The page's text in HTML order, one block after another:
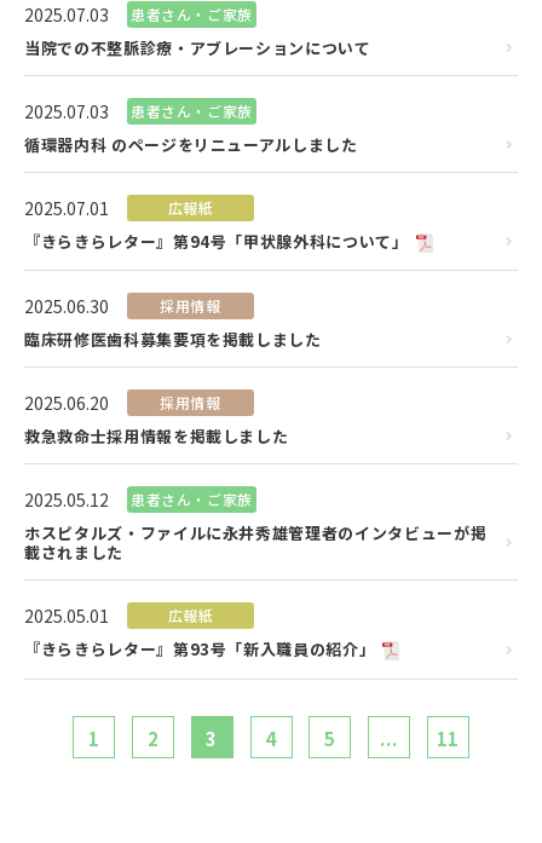
2025.07.03 患者さん・ご家族
当院での不整脈診療・アブレーションについて
2025.07.03 患者さん・ご家族
循環器内科 のページをリニューアルしました
2025.07.01 広報紙
『きらきらレター』第94号「甲状腺外科について」
2025.06.30 採用情報
臨床研修医歯科募集要項を掲載しました
2025.06.20 採用情報
救急救命士採用情報を掲載しました
2025.05.12 患者さん・ご家族
ホスピタルズ・ファイルに永井秀雄管理者のインタビューが掲
載されました
2025.05.01 広報紙
『きらきらレター』第93号「新入職員の紹介」
1 2 3 4 5 ... 11